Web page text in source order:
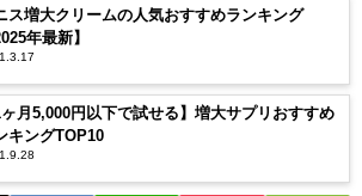
ス増大クリームの人気おすすめランキング
年最新】
ヶ月5,000円以下で試せる】増大サプリおすすめ
キングTOP10